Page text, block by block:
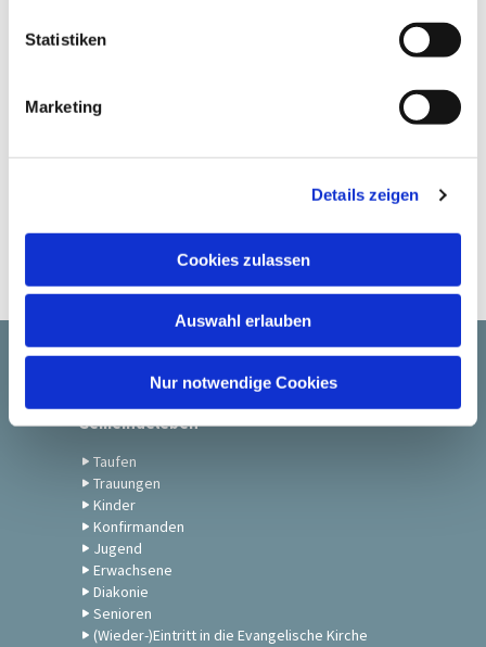
a
Statistiken
Marketing
Details zeigen
Cookies zulassen
Auswahl erlauben
Nur notwendige Cookies
Startseite
Gemeindeleben
Taufen
Trauungen
Kinder
Konfirmanden
Jugend
Erwachsene
Diakonie
Senioren
(Wieder-)Eintritt in die Evangelische Kirche